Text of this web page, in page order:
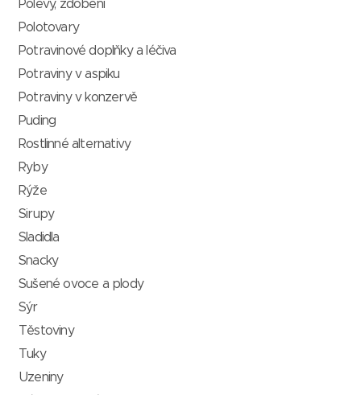
Polevy, zdobení
Polotovary
Potravinové doplňky a léčiva
Potraviny v aspiku
Potraviny v konzervě
Puding
Rostlinné alternativy
Ryby
Rýže
Sirupy
Sladidla
Snacky
Sušené ovoce a plody
Sýr
Těstoviny
Tuky
Uzeniny